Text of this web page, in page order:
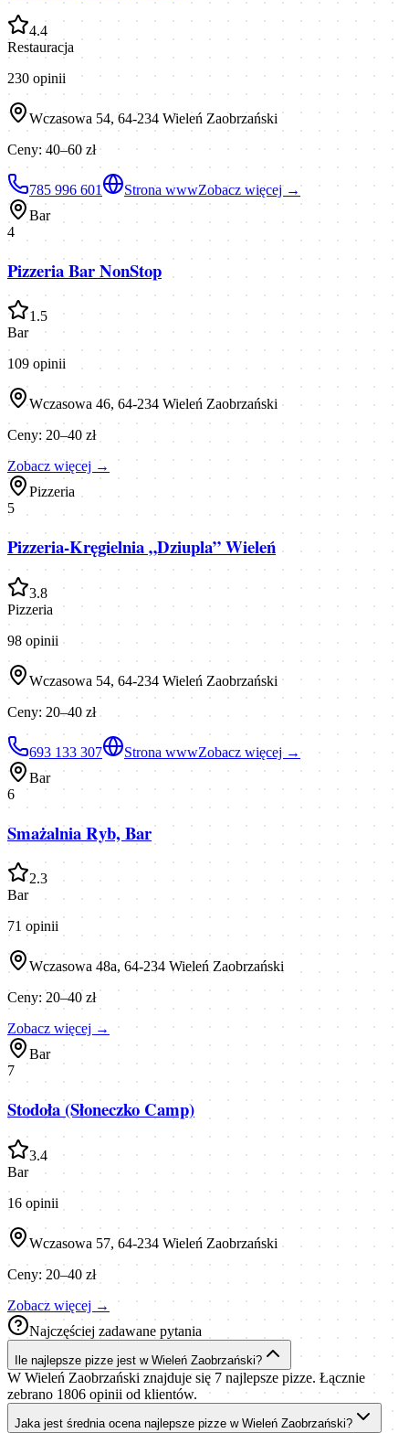
4.4
Restauracja
230 opinii
Wczasowa 54, 64-234 Wieleń Zaobrzański
Ceny:40–60 zł
785 996 601 Strona wwwZobacz więcej →
Bar
4
Pizzeria Bar NonStop
1.5
Bar
109 opinii
Wczasowa 46, 64-234 Wieleń Zaobrzański
Ceny: 20–40 zł
Zobacz więcej →
Pizzeria
5
Pizzeria-Kręgielnia „Dziupla” Wieleń
3.8
Pizzeria
98 opinii
Wczasowa 54, 64-234 Wieleń Zaobrzański
Ceny:20–40 zł
693 133 307 Strona wwwZobacz więcej →
Bar
6
Smażalnia Ryb, Bar
2.3
Bar
71 opinii
Wczasowa 48a, 64-234 Wieleń Zaobrzański
Ceny: 20–40 zł
Zobacz więcej →
Bar
7
Stodoła (Słoneczko Camp)
3.4
Bar
16 opinii
Wczasowa 57, 64-234 Wieleń Zaobrzański
Ceny: 20–40 zł
Zobacz więcej →
Najczęściej zadawane pytania
Ile najlepsze pizze jest w Wieleń Zaobrzański?
W Wieleń Zaobrzański znajduje się 7 najlepsze pizze. Łącznie
zebrano 1806 opinii od klientów.
Jaka jest średnia ocena najlepsze pizze w Wieleń Zaobrzański?